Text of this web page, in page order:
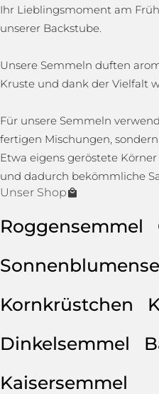
Ihr Lieblingsmoment am
unserer Backstube.
Unsere Semmeln duften
Kruste und dank der Vielfalt
Für unsere Semmeln
fertigen Mischungen,
Etwa eigens geröstete
und dadurch bekömmliche
Unser Shop
Roggensemmel
Kornkrüstchen
Dinkelsemmel
Kaisersemmel